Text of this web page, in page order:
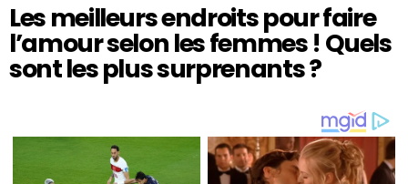
Les meilleurs endroits pour faire
l’amour selon les femmes ! Quels
sont les plus surprenants ?